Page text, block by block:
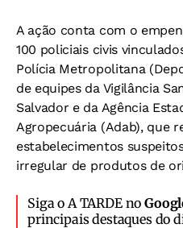
A ação conta com o
100 policiais civis
Polícia Metropolitana
de equipes da Vigilância
Salvador e da Agência
Agropecuária (Adab), que
estabelecimentos
irregular de produtos de
Siga o A TARDE no
principais destaques do